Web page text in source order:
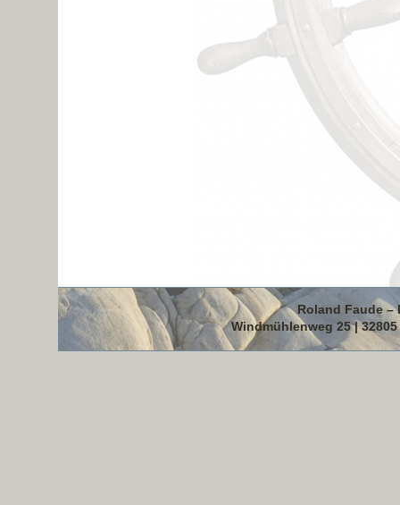
Roland Faude –
Windmühlenweg 25 |